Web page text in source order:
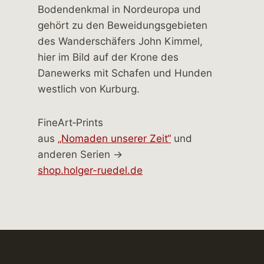
FineArt‑Prints
aus „Nomaden unserer Zeit“ und
anderen Serien →
shop.holger-ruedel.de